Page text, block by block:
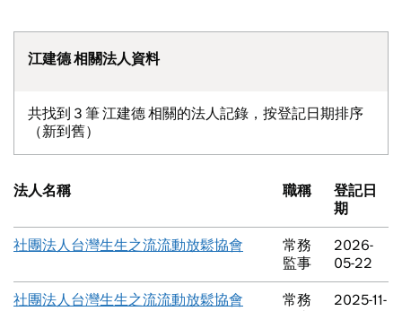
江建德 相關法人資料
共找到 3 筆 江建德 相關的法人記錄，按登記日期排序
（新到舊）
法人名稱 職稱
登記日
期
社團法人台灣生生之流流動放鬆協會
常務
監事
2026-
05-22
社團法人台灣生生之流流動放鬆協會
常務
2025-11-